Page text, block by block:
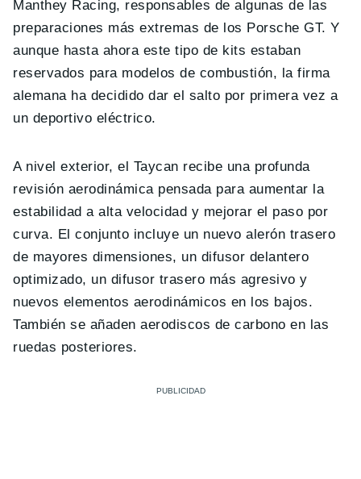
Manthey Racing, responsables de algunas de las
preparaciones más extremas de los Porsche GT. Y
aunque hasta ahora este tipo de kits estaban
reservados para modelos de combustión, la firma
alemana ha decidido dar el salto por primera vez a
un deportivo eléctrico.
A nivel exterior, el Taycan recibe una profunda
revisión aerodinámica pensada para aumentar la
estabilidad a alta velocidad y mejorar el paso por
curva. El conjunto incluye un nuevo alerón trasero
de mayores dimensiones, un difusor delantero
optimizado, un difusor trasero más agresivo y
nuevos elementos aerodinámicos en los bajos.
También se añaden aerodiscos de carbono en las
ruedas posteriores.